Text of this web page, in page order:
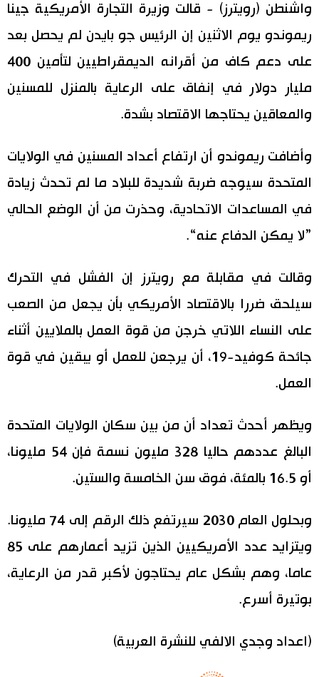
اقتصاد
ثقافة
لايف ستايل
طوكيو
المطبخ الياباني
واشنطن (رويترز) - قالت وزيرة التجارة الأمريكية جينا
ريموندو يوم الاثنين إن الرئيس جو بايدن لم يحصل بعد
على دعم كاف من أقرانه الديمقراطيين لتأمين 400
مليار دولار في إنفاق على الرعاية بالمنزل للمسنين
والمعاقين يحتاجها الاقتصاد بشدة.
وأضافت ريموندو أن ارتفاع أعداد المسنين في الولايات
المتحدة سيوجه ضربة شديدة للبلاد ما لم تحدث زيادة
في المساعدات الاتحادية، وحذرت من أن الوضع الحالي
”لا يمكن الدفاع عنه“.
وقالت في مقابلة مع رويترز إن الفشل في التحرك
سيلحق ضررا بالاقتصاد الأمريكي بأن يجعل من الصعب
على النساء اللاتي خرجن من قوة العمل بالملايين أثناء
جائحة كوفيد-19، أن يرجعن للعمل أو يبقين في قوة
العمل.
ويظهر أحدث تعداد أن من بين سكان الولايات المتحدة
البالغ عددهم حاليا 328 مليون نسمة فإن 54 مليونا،
أو 16.5 بالمئة، فوق سن الخامسة والستين.
وبحلول العام 2030 سيرتفع ذلك الرقم إلى 74 مليونا.
ويتزايد عدد الأمريكيين الذين تزيد أعمارهم على 85
عاما، وهم بشكل عام يحتاجون لأكبر قدر من الرعاية،
بوتيرة أسرع.
(اعداد وجدي الالفي للنشرة العربية)